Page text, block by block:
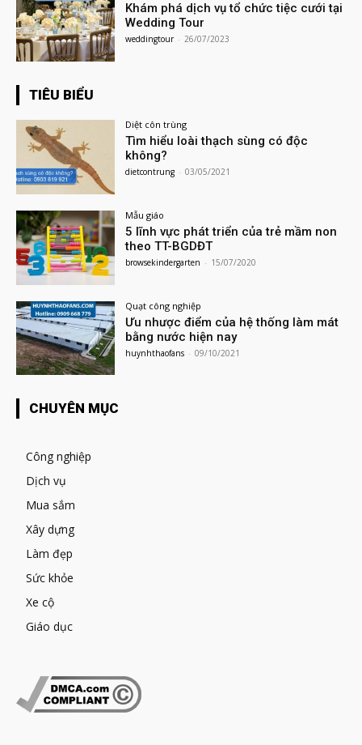
Khám phá dịch vụ tổ chức tiệc cưới tại
Wedding Tour
weddingtour - 26/07/2023
TIÊU BIỂU
Diệt côn trùng
Tìm hiểu loài thạch sùng có độc
không?
dietcontrung - 03/05/2021
Mẫu giáo
5 lĩnh vực phát triển của trẻ mầm non
theo TT-BGDĐT
browsekindergarten - 15/07/2020
Quạt công nghiệp
Ưu nhược điểm của hệ thống làm mát
bằng nước hiện nay
huynhthaofans - 09/10/2021
CHUYÊN MỤC
Công nghiệp
Dịch vụ
Mua sắm
Xây dựng
Làm đẹp
Sức khỏe
Xe cộ
Giáo dục